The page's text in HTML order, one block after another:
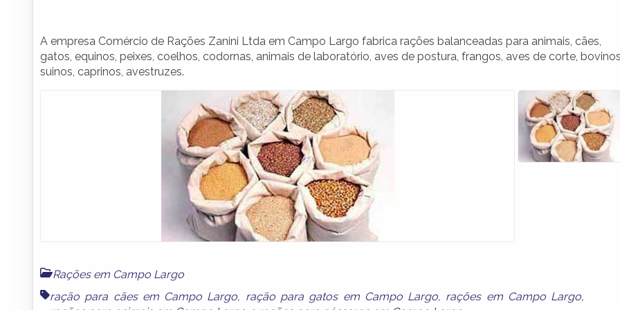
A empresa Comércio de Rações Zanini Ltda em Campo Largo fabrica rações balanceadas para animais, cães,
gatos, equinos, peixes, coelhos, codornas, animais de laboratório, aves de postura, frangos, aves de corte,
suinos, caprinos, avestruzes.
Rações em Campo Largo
ração para cães em Campo Largo, ração para gatos em Campo Largo, rações em Campo Largo,